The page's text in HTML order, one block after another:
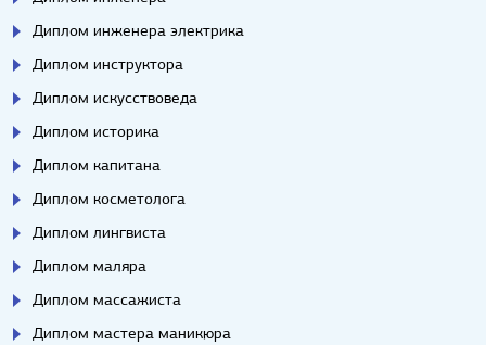
Диплом инженера электрика
Диплом инструктора
Диплом искусствоведа
Диплом историка
Диплом капитана
Диплом косметолога
Диплом лингвиста
Диплом маляра
Диплом массажиста
Диплом мастера маникюра